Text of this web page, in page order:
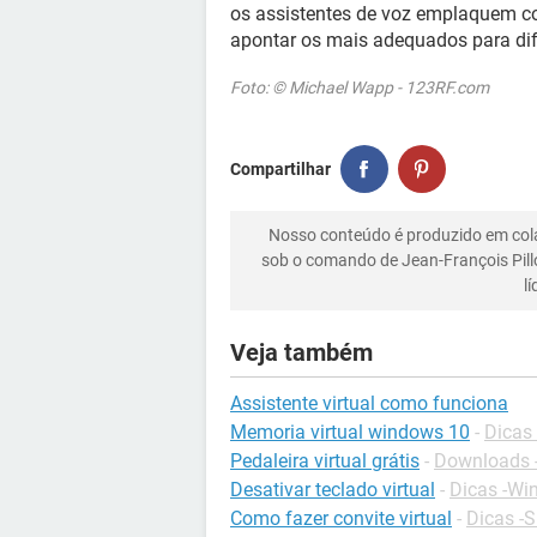
os assistentes de voz emplaquem
apontar os mais adequados para
Foto: © Michael Wapp - 123RF.com
Compartilhar
Nosso conteúdo é produzido em
sob o comando de Jean-François
Veja também
Assistente virtual como funciona
Memoria virtual windows 10 - Dicas
Pedaleira virtual grátis - Downloads
Desativar teclado virtual - Dicas -
Como fazer convite virtual - Dicas -